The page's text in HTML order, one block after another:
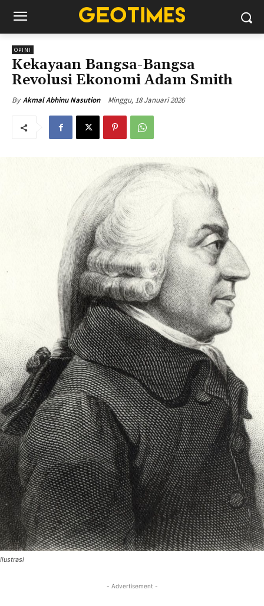
OPINI
Kekayaan Bangsa-Bangsa
Revolusi Ekonomi Adam Smith
By Akmal Abhinu Nasution Minggu, 18 Januari 2026
Ilustrasi
- Advertisement -